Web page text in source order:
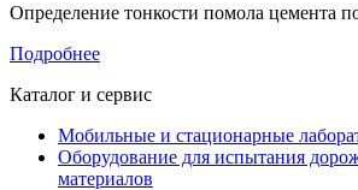
Определение тонкости помола цемента
Подробнее
Каталог и сервис
Мобильные и стационарные
Оборудование для испытания
материалов